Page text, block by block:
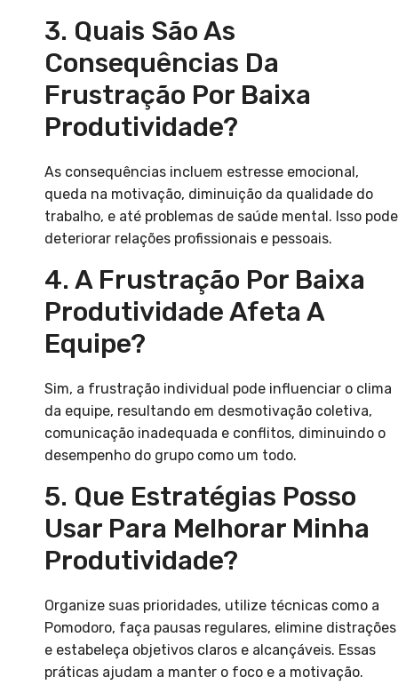
3. Quais São As
Consequências Da
Frustração Por Baixa
Produtividade?
As consequências incluem estresse emocional,
queda na motivação, diminuição da qualidade do
trabalho, e até problemas de saúde mental. Isso pode
deteriorar relações profissionais e pessoais.
4. A Frustração Por Baixa
Produtividade Afeta A
Equipe?
Sim, a frustração individual pode influenciar o clima
da equipe, resultando em desmotivação coletiva,
comunicação inadequada e conflitos, diminuindo o
desempenho do grupo como um todo.
5. Que Estratégias Posso
Usar Para Melhorar Minha
Produtividade?
Organize suas prioridades, utilize técnicas como a
Pomodoro, faça pausas regulares, elimine distrações
e estabeleça objetivos claros e alcançáveis. Essas
práticas ajudam a manter o foco e a motivação.